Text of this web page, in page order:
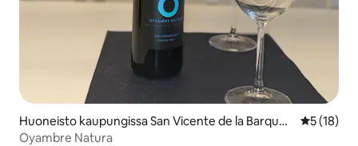
Huoneisto kaupungissa San Vicente de la Barquer
a
5 (18)
Oyambre Natura